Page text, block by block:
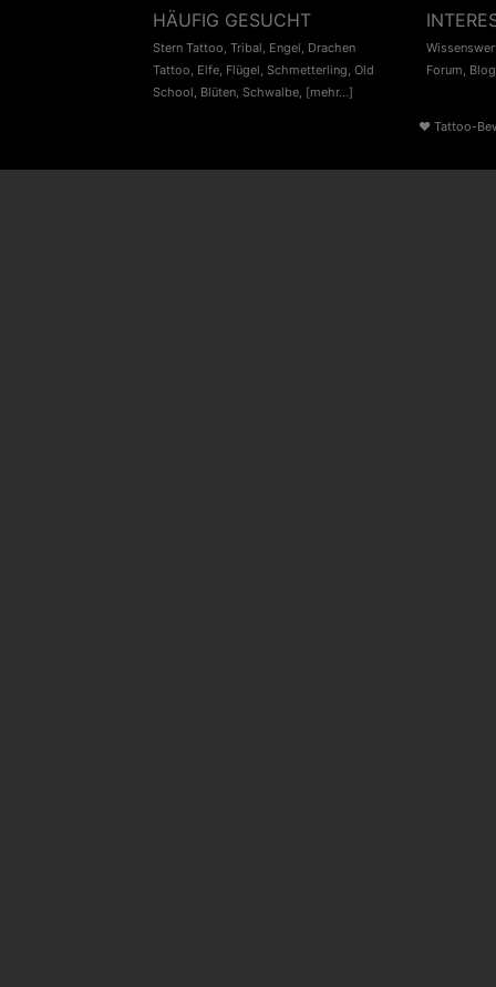
HÄUFIG GESUCHT
Stern Tattoo, Tribal, Engel, Drachen
Tattoo, Elfe, Flügel, Schmetterling, Old
School, Blüten, Schwalbe, [mehr...]
Forum, Blog
♥ Tattoo-